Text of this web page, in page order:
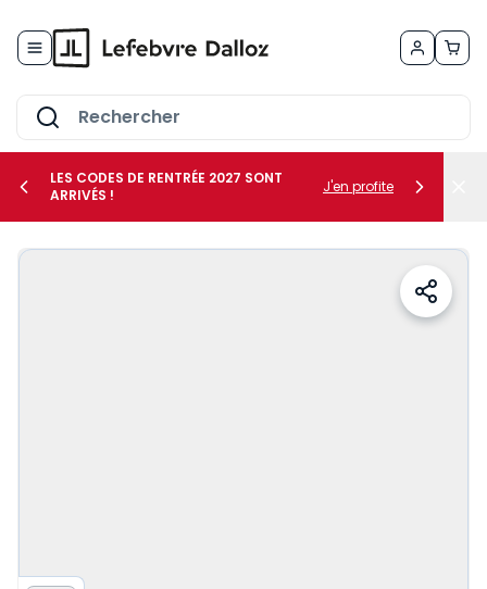
le sous-menu Vos métiers
LES CODES DE RENTRÉE 2027 SONT
ARRIVÉS !
J'en profite